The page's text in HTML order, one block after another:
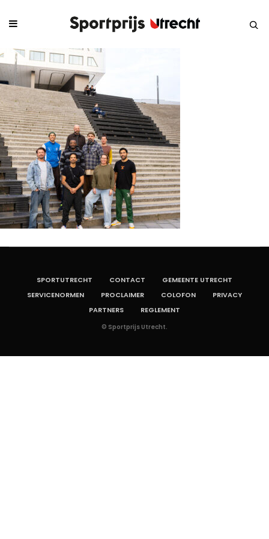
SPORTUTRECHT CONTACT
GEMEENTE UTRECHT
SERVICENORMEN
PROCLAIMER COLOFON
PRIVACY
PARTNERS
REGLEMENT
© Sportprijs Utrecht.